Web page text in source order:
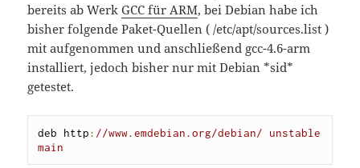
bereits ab WerkGCC für ARM, bei Debian habe ich
bisher folgende Paket-Quellen ( /etc/apt/sources.list )
mit aufgenommen und anschließend gcc-4.6-arm
installiert, jedoch bisher nur mit Debian *sid*
getestet.
deb http: //www.emdebian.org/debian/ unstable
main